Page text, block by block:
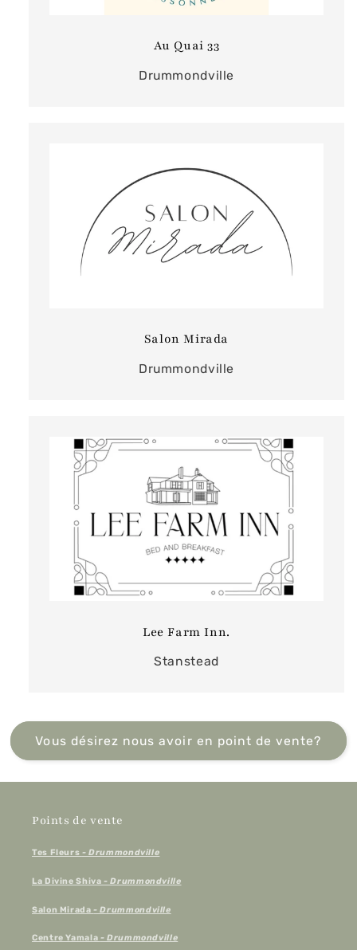
Au Quai 33
Drummondville
Salon Mirada
Drummondville
Lee Farm Inn.
Stanstead
Vous désirez nous avoir en point de vente?
Points de vente
Tes Fleurs - Drummondville
La Divine Shiva - Drummondville
Salon Mirada - Drummondville
Centre Yamala - Drummondville